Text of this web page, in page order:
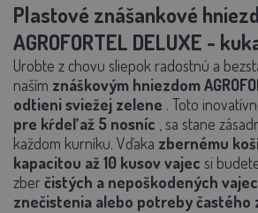
Plastové znášankové
AGROFORTEL DELUXE -
Urobte z chovu sliepok radostnú a
naším znáškovým hniezdom
odtieni sviežej zelene . Toto
pre kŕdeľ až 5 nosníc , sa stane
každom kurníku. Vďaka zbernému
kapacitou až 10 kusov vajec si
zberčistých a nepoškodených vajec
znečistenia alebo potreby častého